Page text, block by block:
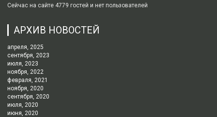
Сейчас на сайте 4779 гостей и нет пользователей
АРХИВ НОВОСТЕЙ
апреля, 2025
сентября, 2023
июля, 2023
ноября, 2022
февраля, 2021
ноября, 2020
сентября, 2020
июля, 2020
июня, 2020